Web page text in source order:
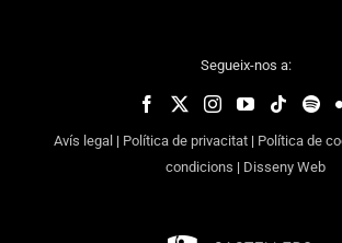
Segueix-nos a:
Avís legal | Política de privacitat| Política de
condicions | Disseny Web